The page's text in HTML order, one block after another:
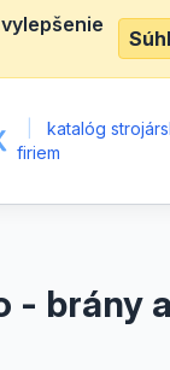
katalóg
firiem
- brány